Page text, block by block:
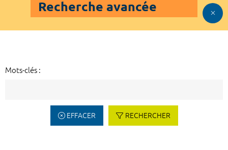
Recherche avancée
Mots-clés :
EFFACER RECHERCHER